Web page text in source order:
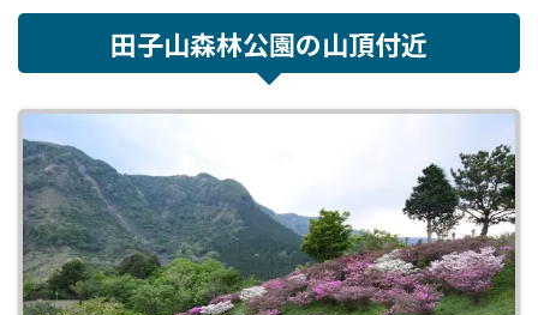
田子山森林公園の山頂付近